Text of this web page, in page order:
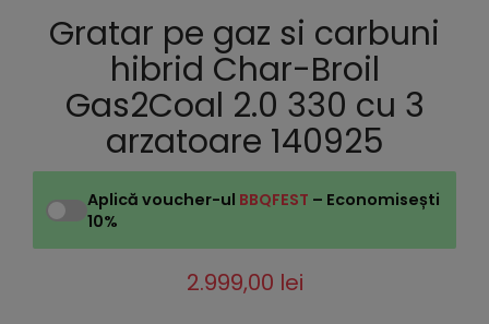
Gratar pe gaz si carbuni
hibrid Char-Broil
Gas2Coal 2.0 330 cu 3
arzatoare 140925
Aplică voucher-ul BBQFEST – Economisești
10%
2.999,00 lei